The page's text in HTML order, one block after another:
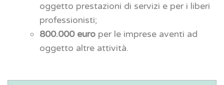
oggetto prestazioni di servizi e per i liberi
professionisti;
800.000 euro per le imprese aventi ad
oggetto altre attività.